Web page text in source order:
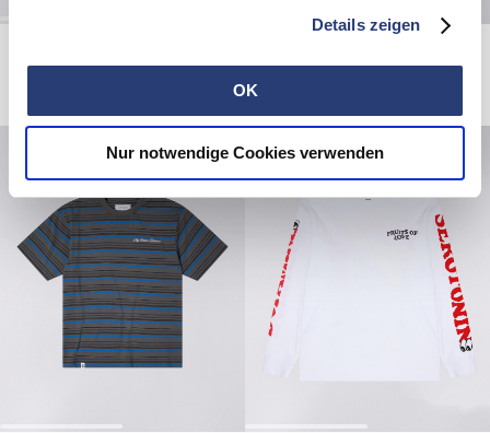
Details zeigen
OK
Nur notwendige Cookies verwenden
Black
Blue - light used
160,00 EUR